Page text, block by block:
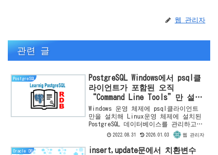
웹 관리자
관련 글
PostgreSQL
PostgreSQL Windows에서 psql클
라이언트가 포함된 오직
“Command Line Tools”만 설치
하기
Windows 운영 체제에 psql클라이언트
만을 설치해 Linux운영 체제에 설치된
PostgreSQL 데이터베이스를 관리하고자
합니다. 이 글에서는 공식 사이트에서
Windows버전 PostgreSQL Insta...
2022.08.31 2026.01.03 웹 관리자
Oracle DB
insert,update문에서 치환변수